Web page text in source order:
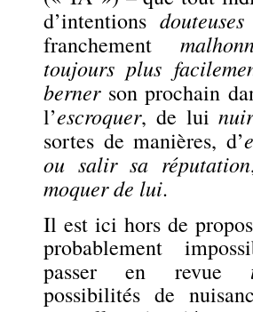
d’intentionsdouteuses
franchement
toujours plus
bernerson prochain
l’escroquer, de lui
sortes de manières, d’
ou salir sa réputation
moquer de lui.
Il est ici hors de
probablement
passer en revue
possibilités de